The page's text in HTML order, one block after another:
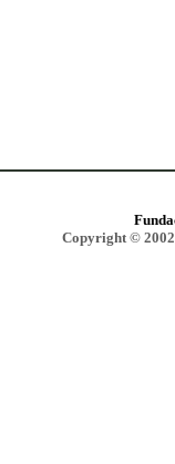
Copyright ©